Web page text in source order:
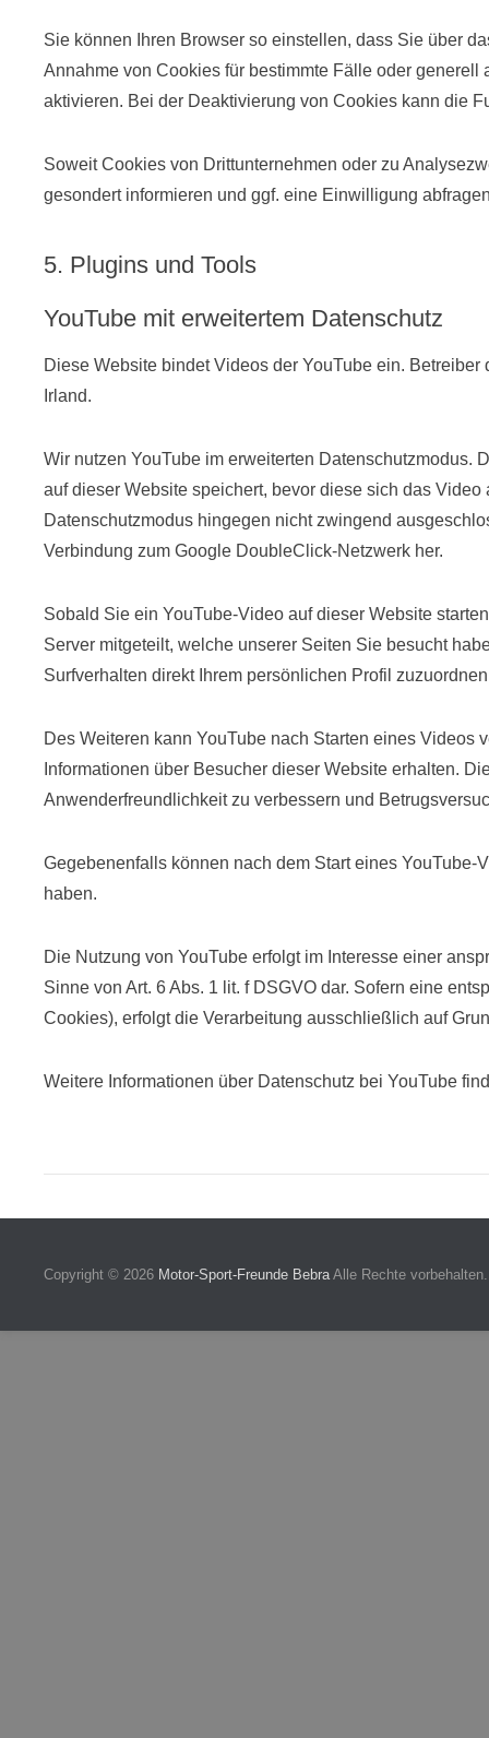
Sie können Ihren Browser so einstellen, dass Sie über
Annahme von Cookies für bestimmte Fälle oder
aktivieren. Bei der Deaktivierung von Cookies kann die
Soweit Cookies von Drittunternehmen oder zu
gesondert informieren und ggf. eine Einwilligung
5. Plugins und Tools
YouTube mit erweitertem Datenschutz
Diese Website bindet Videos der YouTube ein.
Irland.
Wir nutzen YouTube im erweiterten Datenschutzmodus.
auf dieser Website speichert, bevor diese sich das
Datenschutzmodus hingegen nicht zwingend
Verbindung zum Google DoubleClick-Netzwerk her.
Sobald Sie ein YouTube-Video auf dieser Website
Server mitgeteilt, welche unserer Seiten Sie besucht
Surfverhalten direkt Ihrem persönlichen Profil
Des Weiteren kann YouTube nach Starten eines
Informationen über Besucher dieser Website erhalten.
Anwenderfreundlichkeit zu verbessern und
Gegebenenfalls können nach dem Start eines
haben.
Die Nutzung von YouTube erfolgt im Interesse einer
Sinne von Art. 6 Abs. 1 lit. f DSGVO dar. Sofern eine
Cookies), erfolgt die Verarbeitung ausschließlich auf
Weitere Informationen über Datenschutz bei YouTube
Copyright © 2026 Motor-Sport-Freunde BebraAlle Rechte vorbehalten.